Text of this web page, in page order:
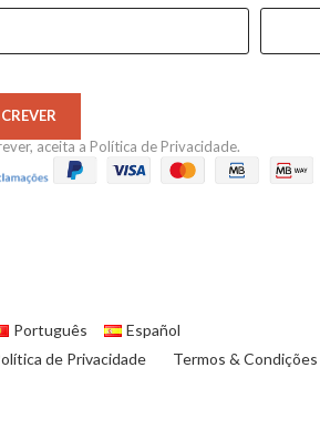
aceita a Política de Privacidade.
Português
Español
de Privacidade
Termos & Condições